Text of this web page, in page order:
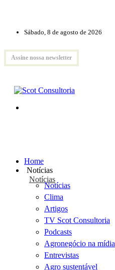
Sábado, 8 de agosto de 2026
Assine nossa newsletter
Home
Notícias
Notícias
Notícias
Clima
Artigos
TV Scot Consultoria
Podcasts
Agronegócio na mídia
Entrevistas
Agro sustentável